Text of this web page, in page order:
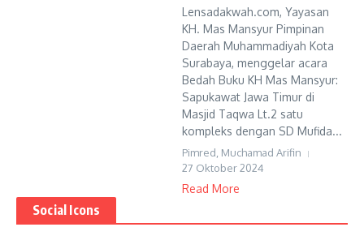
Lensadakwah.com, Yayasan
KH. Mas Mansyur Pimpinan
Daerah Muhammadiyah Kota
Surabaya, menggelar acara
Bedah Buku KH Mas Mansyur:
Sapukawat Jawa Timur di
Masjid Taqwa Lt.2 satu
kompleks dengan SD Mufida...
Pimred, Muchamad Arifin
27 Oktober 2024
Read More
Social Icons